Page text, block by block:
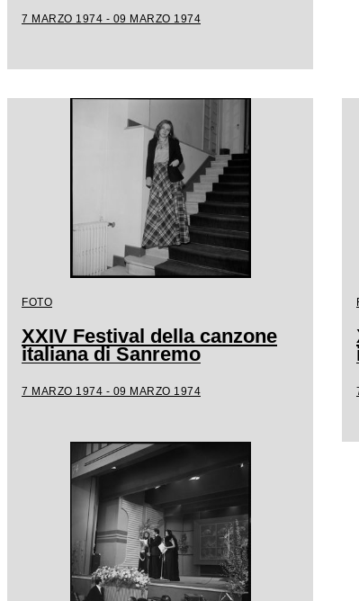
7 MARZO 1974 - 09 MARZO 1974
FOTO
XXIV Festival della canzone
italiana di Sanremo
7 MARZO 1974 - 09 MARZO 1974